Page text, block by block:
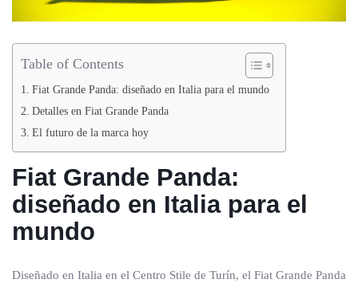
Table of Contents
Fiat Grande Panda: diseñado en Italia para el mundo
Detalles en Fiat Grande Panda
El futuro de la marca hoy
Fiat Grande Panda:
diseñado en Italia para el
mundo
Diseñado en Italia en el Centro Stile de Turín, el Fiat Grande Panda